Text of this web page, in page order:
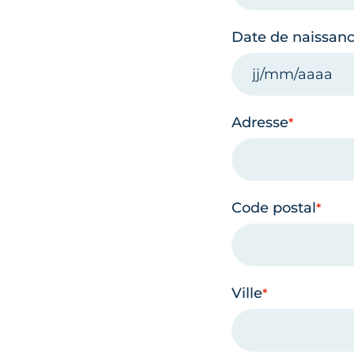
Date de
Adresse
Code postal
Ville